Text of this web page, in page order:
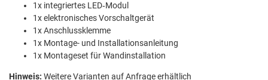
1x integriertes LED‑Modul
1x elektronisches Vorschaltgerät
1x Anschlussklemme
1x Montage- und Installationsanleitung
1x Montageset für Wandinstallation
Hinweis: Weitere Varianten auf Anfrage erhältlich